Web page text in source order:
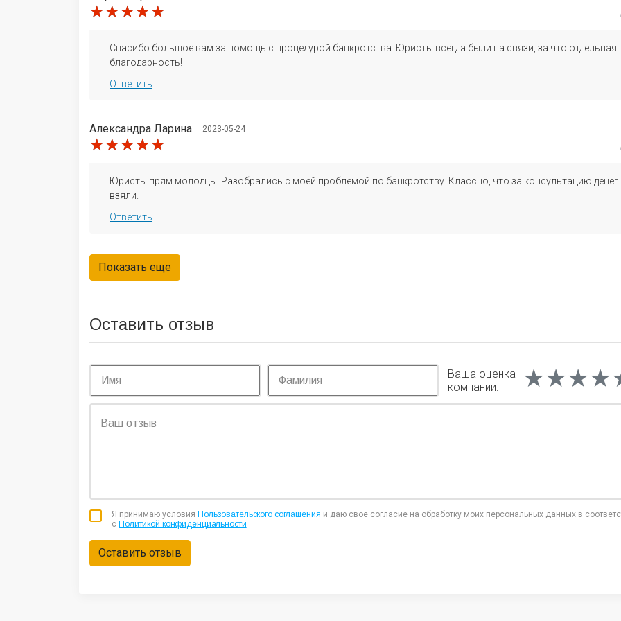
★★★★★
★★★★★
★★★★★
Спасибо большое вам за помощь с процедурой банкротства. Юристы всегда были на связи, за что отдельная
благодарность!
Ответить
Александра Ларина 2023-05-24
★★★★★
★★★★★
★★★★★
Юристы прям молодцы. Разобрались с моей проблемой по банкротству. Классно, что за консультацию денег
взяли.
Ответить
Оставить отзыв
Ваша оценка
компании:
Я принимаю условия Пользовательского соглашения и даю свое согласие на обработку моих персональных данных в
с Политикой конфиденциальности
Оставить отзыв